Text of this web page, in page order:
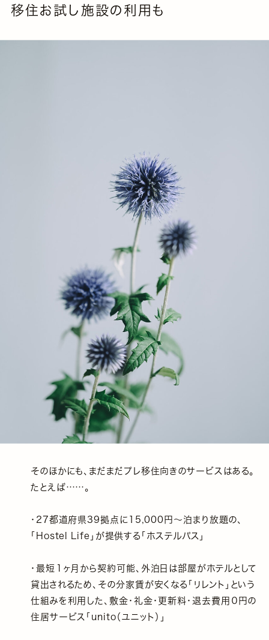
移住お試し施設の利用も
そのほかにも、まだまだプレ移住向きのサービスはある。
たとえば……。
・27都道府県39拠点に15,000円〜泊まり放題の、
「Hostel Life」が提供する「ホステルパス」
・最短１ヶ月から契約可能、外泊日は部屋がホテルとして
貸出されるため、その分家賃が安くなる「リレント」という
仕組みを利用した、敷金・礼金・更新料・退去費用０円の
住居サービス「unito（ユニット）」